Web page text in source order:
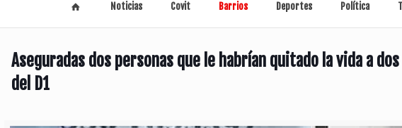
Noticias Covit Barrios Deportes Política
Aseguradas dos personas que le habrían quitado la vida a
del D1